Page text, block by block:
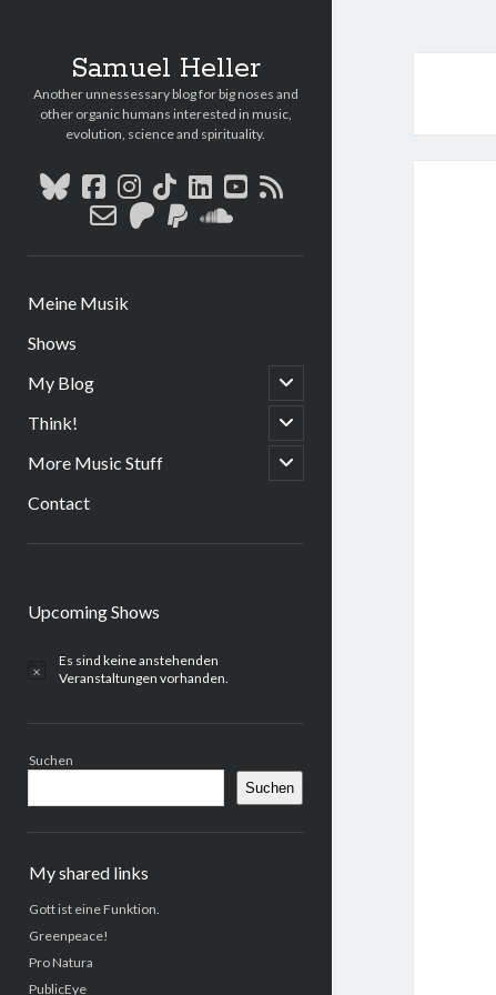
Samuel Heller
Another unnessessary blog for big noses and
other organic humans interested in music,
evolution, science and spirituality.
bluesky
facebook
instagram
tiktoklinkedin
youtube
rss
email-patreon
paypalsoundcloud
Meine Musik
Shows
My Blog
open
child
menu
Think!
open
child
menu
More Music Stuff
open
child
Contact
Upcoming Shows
H
w
i
Es sind keine anstehenden
Veranstaltungen vorhanden.
Suchen
Suchen
My shared links
Gott ist eine Funktion.
Greenpeace!
Pro Natura
PublicEye